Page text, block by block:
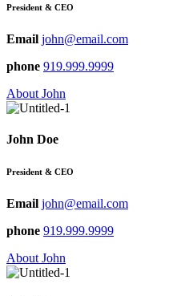
President & CEO
Email john@email.com
phone 919.999.9999
About John
John Doe
President & CEO
Email john@email.com
phone 919.999.9999
About John